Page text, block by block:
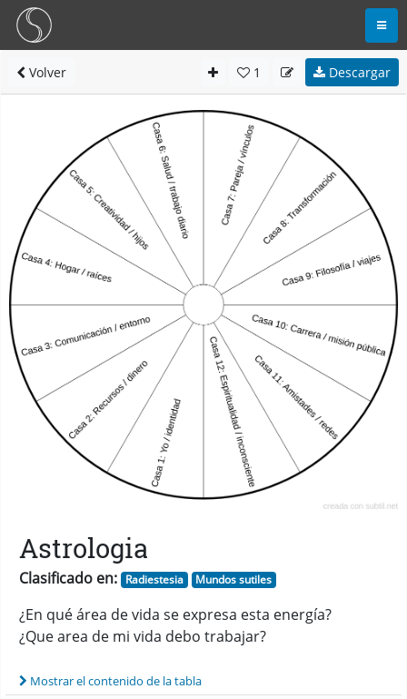
Volver 1 Descargar
Astrologia
Clasificado en: Radiestesia Mundos sutiles
¿En qué área de vida se expresa esta energía?
¿Que area de mi vida debo trabajar?
Mostrar el contenido de la tabla